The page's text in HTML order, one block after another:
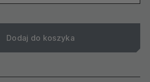
Dodaj do koszyka